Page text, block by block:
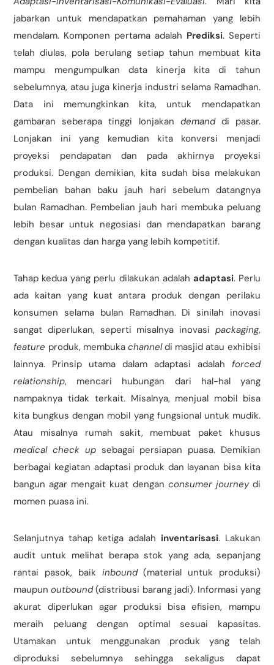
jabarkan untuk mendapatkan pemahaman yang lebih
mendalam. Komponen pertama adalah Prediksi. Seperti
telah diulas, pola berulang setiap tahun membuat kita
mampu mengumpulkan data kinerja kita di tahun
sebelumnya, atau juga kinerja industri selama Ramadhan.
Data ini memungkinkan kita, untuk mendapatkan
gambaran seberapa tinggi lonjakan demanddi pasar.
Lonjakan ini yang kemudian kita konversi menjadi
proyeksi pendapatan dan pada akhirnya proyeksi
produksi. Dengan demikian, kita sudah bisa melakukan
pembelian bahan baku jauh hari sebelum datangnya
bulan Ramadhan. Pembelian jauh hari membuka peluang
lebih besar untuk negosiasi dan mendapatkan barang
dengan kualitas dan harga yang lebih kompetitif.
Tahap kedua yang perlu dilakukan adalah adaptasi. Perlu
ada kaitan yang kuat antara produk dengan perilaku
konsumen selama bulan Ramadhan. Di sinilah inovasi
sangat diperlukan, seperti misalnya inovasi packaging,
feature produk, membuka channeldi masjid atau exhibisi
lainnya. Prinsip utama dalam adaptasi adalah forced
relationship, mencari hubungan dari hal-hal yang
nampaknya tidak terkait. Misalnya, menjual mobil bisa
kita bungkus dengan mobil yang fungsional untuk mudik.
Atau misalnya rumah sakit, membuat paket khusus
medical check upsebagai persiapan puasa. Demikian
berbagai kegiatan adaptasi produk dan layanan bisa kita
bangun agar mengait kuat dengan consumer journeydi
momen puasa ini.
Selanjutnya tahap ketiga adalah inventarisasi. Lakukan
audit untuk melihat berapa stok yang ada, sepanjang
rantai pasok, baik inbound(material untuk produksi)
maupunoutbound(distribusi barang jadi). Informasi yang
akurat diperlukan agar produksi bisa efisien, mampu
meraih peluang dengan optimal sesuai kapasitas.
Utamakan untuk menggunakan produk yang telah
diproduksi sebelumnya sehingga sekaligus dapat